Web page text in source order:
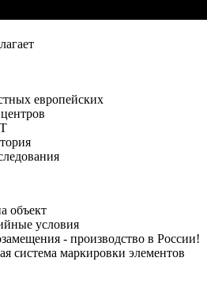
европейских
объект
условия
- производство в России!
система маркировки элементов